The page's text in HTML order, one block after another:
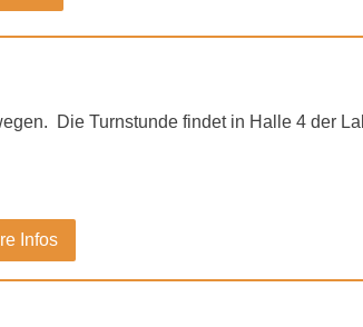
Die Turnstunde findet in Halle 4 der
Infos